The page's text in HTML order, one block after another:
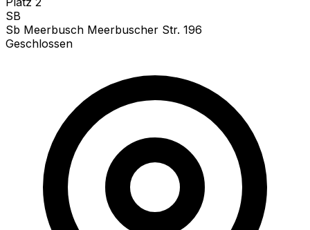
SB
Sb Meerbusch Meerbuscher Str. 196
Geschlossen